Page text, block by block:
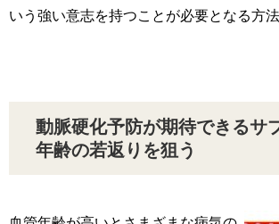
いう強い意志を持つことが必要となる方法
動脈硬化予防が期待できるサ
年齢の若返りを狙う